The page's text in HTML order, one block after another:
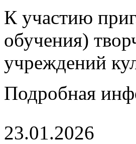
К участию
обучения)
учреждений
Подробная
23.01.2026